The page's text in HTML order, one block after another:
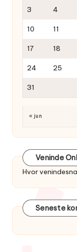
3 4
10 11
17 18
24 25
31
« jun
Veninde
Hvor
Seneste